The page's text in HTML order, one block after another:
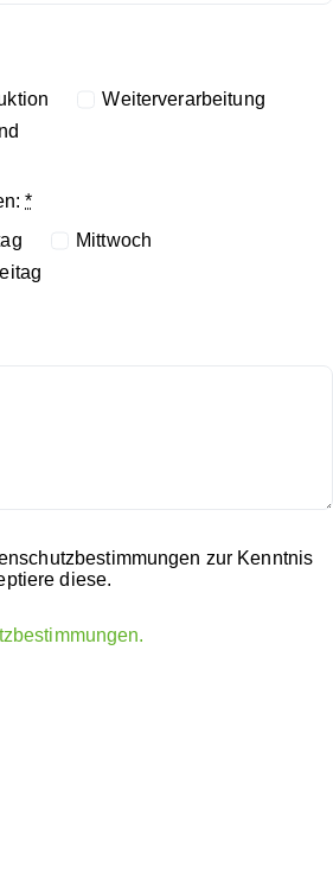
Weiterverarbeitung
*
Mittwoch
zur Kenntnis
diese.